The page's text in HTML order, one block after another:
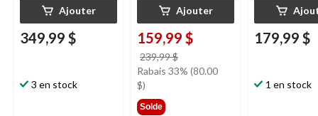
Ajouter
349,99 $
3 en stock
Ajouter
159,99 $
239,99 $
était
Rabais 33% (80.00
$)
Solde
179,99 $
1 en stock